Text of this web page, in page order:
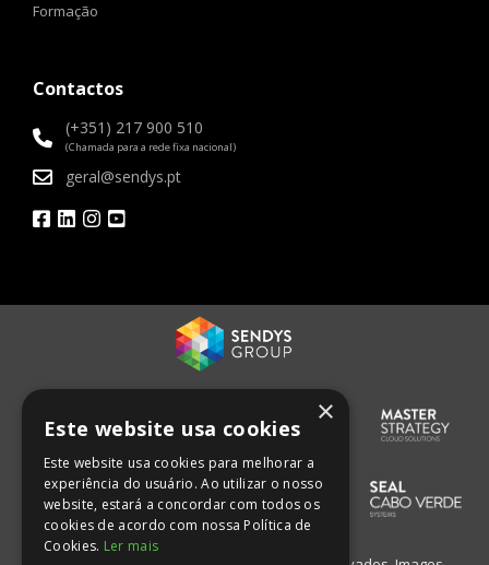
Formação
Contactos
(+351) 217 900 510
(Chamada para a rede fixa nacional)
geral@sendys.pt
×
Este website usa cookies
Este website usa cookies para melhorar a
experiência do usuário. Ao utilizar o nosso
website, estará a concordar com todos os
cookies de acordo com nossa Política de
Cookies. Ler mais